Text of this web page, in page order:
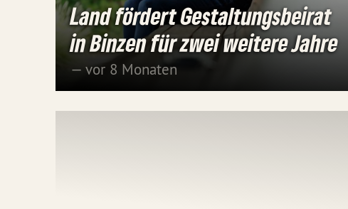
Land fördert Gestaltungsbeirat
in Binzen für zwei weitere Jahre
— vor 8 Monaten